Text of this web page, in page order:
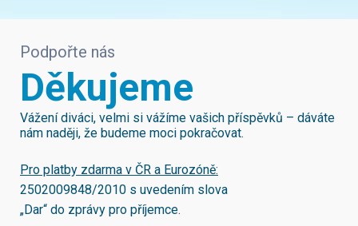
Podpořte nás
Děkujeme
Vážení diváci, velmi si vážíme vašich příspěvků – dáváte
nám naději, že budeme moci pokračovat.
Pro platby zdarma v ČR a Eurozóně:
2502009848/2010 s uvedením slova
„Dar“ do zprávy pro příjemce.